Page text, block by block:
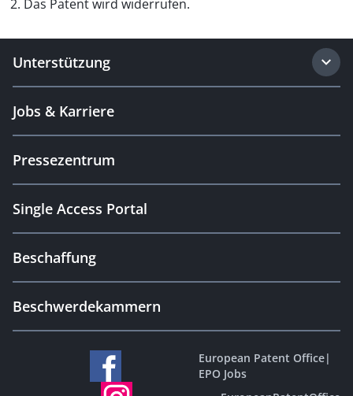
2. Das Patent wird widerrufen.
Unterstützung
Jobs & Karriere
Pressezentrum
Single Access Portal
Beschaffung
Beschwerdekammern
European Patent Office|
EPO Jobs